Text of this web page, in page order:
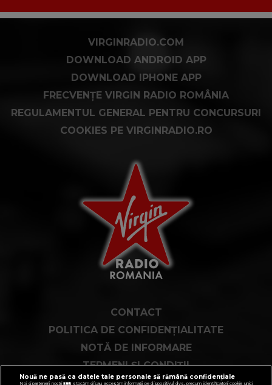
VIRGINRADIO.COM
DOWNLOAD ANDROID APP
DOWNLOAD IPHONE APP
FRECVENȚE VIRGIN RADIO ROMÂNIA
REGULAMENTUL GENERAL PENTRU CONCURSURI
COOKIES PE VIRGINRADIO.RO
CONTACT
POLITICA DE CONFIDENȚIALITATE
NOTĂ DE INFORMARE
TERMENI ȘI CONDIȚII
Nouă ne pasă ca datele tale personale să rămână confidențiale
Noi și partenerii noștri585 stocăm și/sau accesăm informații pe dispozitivul dvs., precum identificatorii cookie unici